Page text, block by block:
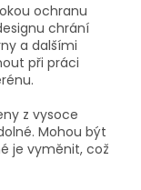
ochranu
chrání
a dalšími
při práci
z vysoce
Mohou být
je vyměnit, což